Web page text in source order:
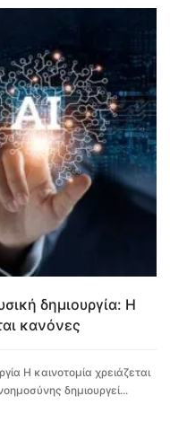
δημιουργία: Η
κανόνες
Η καινοτομία χρειάζεται
δημιουργεί...